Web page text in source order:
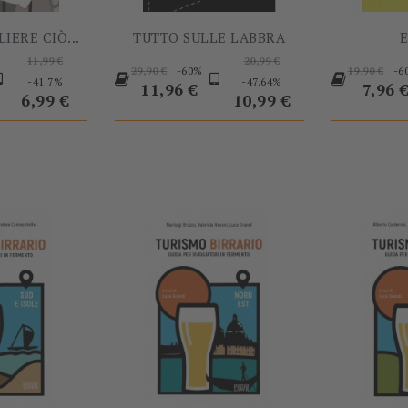
CIÒ...
Prezzo
base
11,99 €
-41.7%
Prezzo
6,99 €
TUTTO SULLE LABBRA
Prezzo
base
29,90 € -60%
Prezzo
11,96 €
Prezzo
base
20,99 €
-47.64%
Prezzo
10,99 €
Prezzo
base
19,90 € -
Prezzo
7,96 €